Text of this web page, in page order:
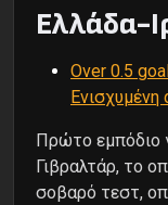
Ελλάδα-
Over 0.5
Πρώτο εμπόδιο
Γιβραλτάρ, το
σοβαρό τεστ,